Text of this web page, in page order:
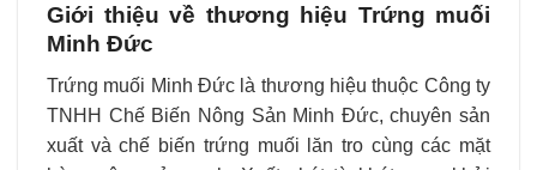
Giới thiệu về thương hiệu Trứng muối
Minh Đức
Trứng muối Minh Đức là thương hiệu thuộc Công ty
TNHH Chế Biến Nông Sản Minh Đức, chuyên sản
xuất và chế biến trứng muối lăn trocùng các mặt